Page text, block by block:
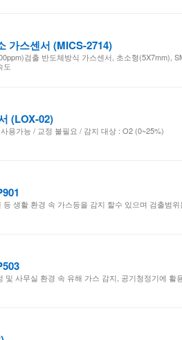
가스센서 (MICS-2714)
검출 반도체방식 가스센서, 초소형(5X7mm),
도
(LOX-02)
용가능 / 교정 불필요 / 감지 대상 : O2 (0~25%)
생활 환경 속 가스등을 감지 할수 있으며 검출범위
및 사무실 환경 속 유해 가스 감지, 공기청정기에 활